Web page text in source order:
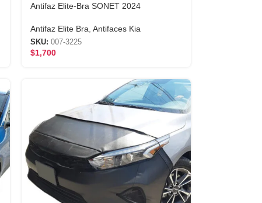
Antifaz Elite-Bra SONET 2024
Antifaz Elite Bra Antifaces Kia
SKU:007-3225
$1,700